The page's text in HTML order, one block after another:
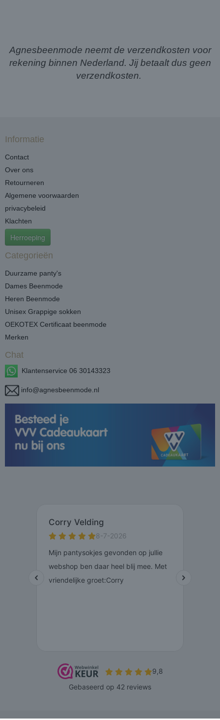
Agnesbeenmode neemt de verzendkosten voor
rekening binnen Nederland. Jij betaalt dus geen
verzendkosten.
Informatie
Contact
Over ons
Retourneren
Algemene voorwaarden
privacybeleid
Klachten
Herroeping
Categorieën
Duurzame panty's
Dames Beenmode
Heren Beenmode
Unisex Grappige sokken
OEKOTEX Certificaat beenmode
Merken
Chat
Klantenservice 06 30143323
info@agnesbeenmode.nl